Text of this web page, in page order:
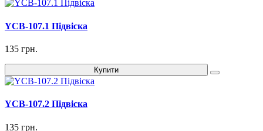
YCB-107.1 Підвіска
135 грн.
Купити
YCB-107.2 Підвіска
135 грн.